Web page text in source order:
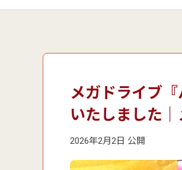
メガドライブ
いたしました
2026年2月2日 公開